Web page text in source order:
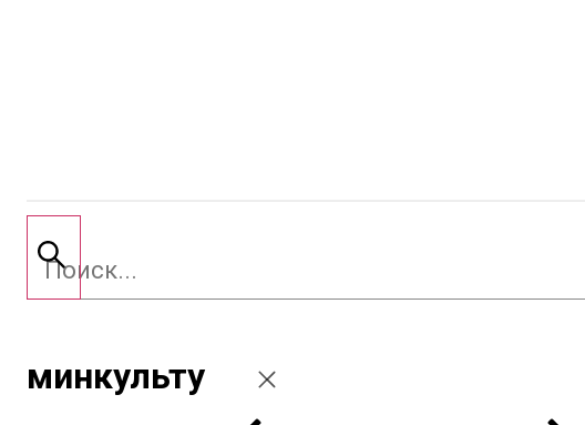
минкульту